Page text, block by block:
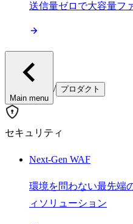
送信量ゼロで大容量フ
Main menu
/ プロダクト
セキュリティ
Next-Gen WAF
環境を問わない最先端
ィソリューション